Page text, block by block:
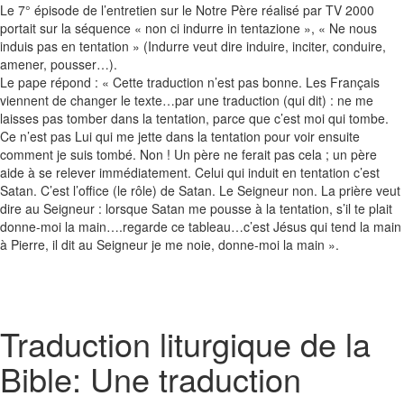
Le 7° épisode de l’entretien sur le Notre Père réalisé par TV 2000
portait sur la séquence « non ci indurre in tentazione », « Ne nous
induis pas en tentation » (Indurre veut dire induire, inciter, conduire,
amener, pousser…).
Le pape répond : « Cette traduction n’est pas bonne. Les Français
viennent de changer le texte…par une traduction (qui dit) : ne me
laisses pas tomber dans la tentation, parce que c’est moi qui tombe.
Ce n’est pas Lui qui me jette dans la tentation pour voir ensuite
comment je suis tombé. Non ! Un père ne ferait pas cela ; un père
aide à se relever immédiatement. Celui qui induit en tentation c’est
Satan. C’est l’office (le rôle) de Satan. Le Seigneur non. La prière veut
dire au Seigneur : lorsque Satan me pousse à la tentation, s’il te plait
donne-moi la main….regarde ce tableau…c’est Jésus qui tend la main
à Pierre, il dit au Seigneur je me noie, donne-moi la main ».
Traduction liturgique de la
Bible: Une traduction